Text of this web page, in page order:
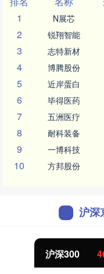
1
N展芯
2 锐翔智能
3 志特新材
4 博腾股份
5 近岸蛋白
6 毕得医药
7 五洲医疗
8 耐科装备
9 一博科技
10 方邦股份
沪深
沪深300